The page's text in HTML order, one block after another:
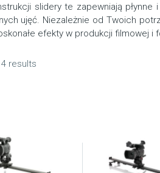
slidery te zapewniają
ujęć. Niezależnie od Twoich
efekty w produkcji filmowej i
results